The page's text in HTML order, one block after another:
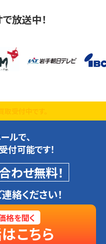
放送中！
ルで、
可能です！
わせ無料！
絡ください！
格を聞く
こちら